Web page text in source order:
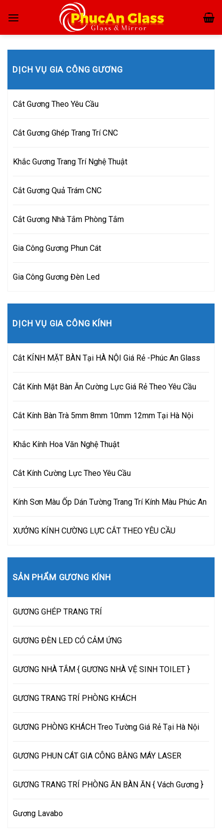
DỊCH VỤ GIA CÔNG GƯƠNG
Cắt Gương Theo Yêu Cầu
Cắt Gương Ghép Trang Trí CNC
Khắc Gương Trang Trí Nghệ Thuật
Cắt Gương Quả Trám CNC
Cắt Gương Nhà Tắm Phòng Tắm
Gia Công Gương Phun Cát
Gia Công Gương Đèn Led
DỊCH VỤ GIA CÔNG KÍNH
Cắt KÍNH MẶT BÀN Tại HÀ NỘI Giá Rẻ -Phúc An Glass
Cắt Kính Mặt Bàn Ăn Cường Lực Giá Rẻ Theo Yêu Cầu
Cắt Kính Bàn Trà 5mm 8mm 10mm 12mm Tại Hà Nội
Khắc Kính Hoa Văn Nghệ Thuật
Cắt Kính Cường Lực Theo Yêu Cầu
Kính Sơn Màu Ốp Dán Tường Trang Trí Kính Màu Phúc An
XƯỞNG KÍNH CƯỜNG LỰC CẮT THEO YÊU CẦU
SẢN PHẨM GƯƠNG KÍNH
GƯƠNG GHÉP TRANG TRÍ
GƯƠNG ĐÈN LED CÓ CẢM ỨNG
GƯƠNG NHÀ TẮM { GƯƠNG NHÀ VỆ SINH TOILET }
GƯƠNG TRANG TRÍ PHÒNG KHÁCH
GƯƠNG PHÒNG KHÁCH Treo Tường Giá Rẻ Tại Hà Nội
GƯƠNG PHUN CÁT GIA CÔNG BẰNG MÁY LASER
GƯƠNG TRANG TRÍ PHÒNG ĂN BÀN ĂN { Vách Gương }
Gương Lavabo